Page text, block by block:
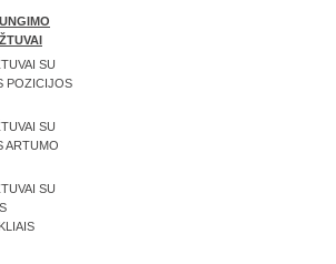
SU
POZICIJOS
SU
ARTUMO
SU